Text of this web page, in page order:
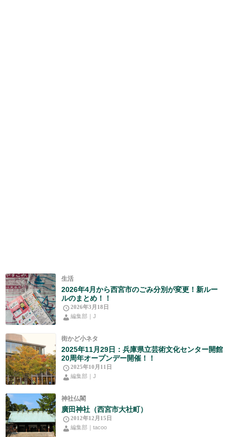
生活
2026年4月から西宮市のごみ分別が変更！新ルー
ルのまとめ！！
2026年3月18日
編集部｜J
街かど小ネタ
2025年11月29日：兵庫県立芸術文化センター開館
20周年オープンデー開催！！
2025年10月11日
編集部｜J
神社仏閣
廣田神社（西宮市大社町）
2012年12月15日
編集部｜tacoo